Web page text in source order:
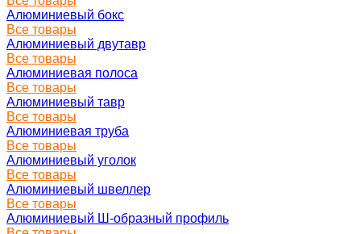
Алюминиевый бокс
Все товары
Алюминиевый двутавр
Все товары
Алюминиевая полоса
Все товары
Алюминиевый тавр
Все товары
Алюминиевая труба
Все товары
Алюминиевый уголок
Все товары
Алюминиевый швеллер
Все товары
Алюминиевый Ш-образный профиль